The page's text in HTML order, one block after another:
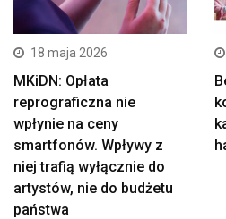
18 maja 2026
MKiDN: Opłata
reprograficzna nie
wpłynie na ceny
smartfonów. Wpływy z
niej trafią wyłącznie do
artystów, nie do budżetu
państwa